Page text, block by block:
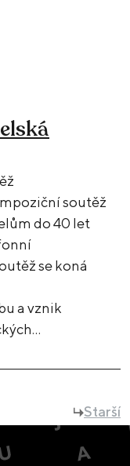
soutěž
do 40 let
se koná
a vznik
Starší